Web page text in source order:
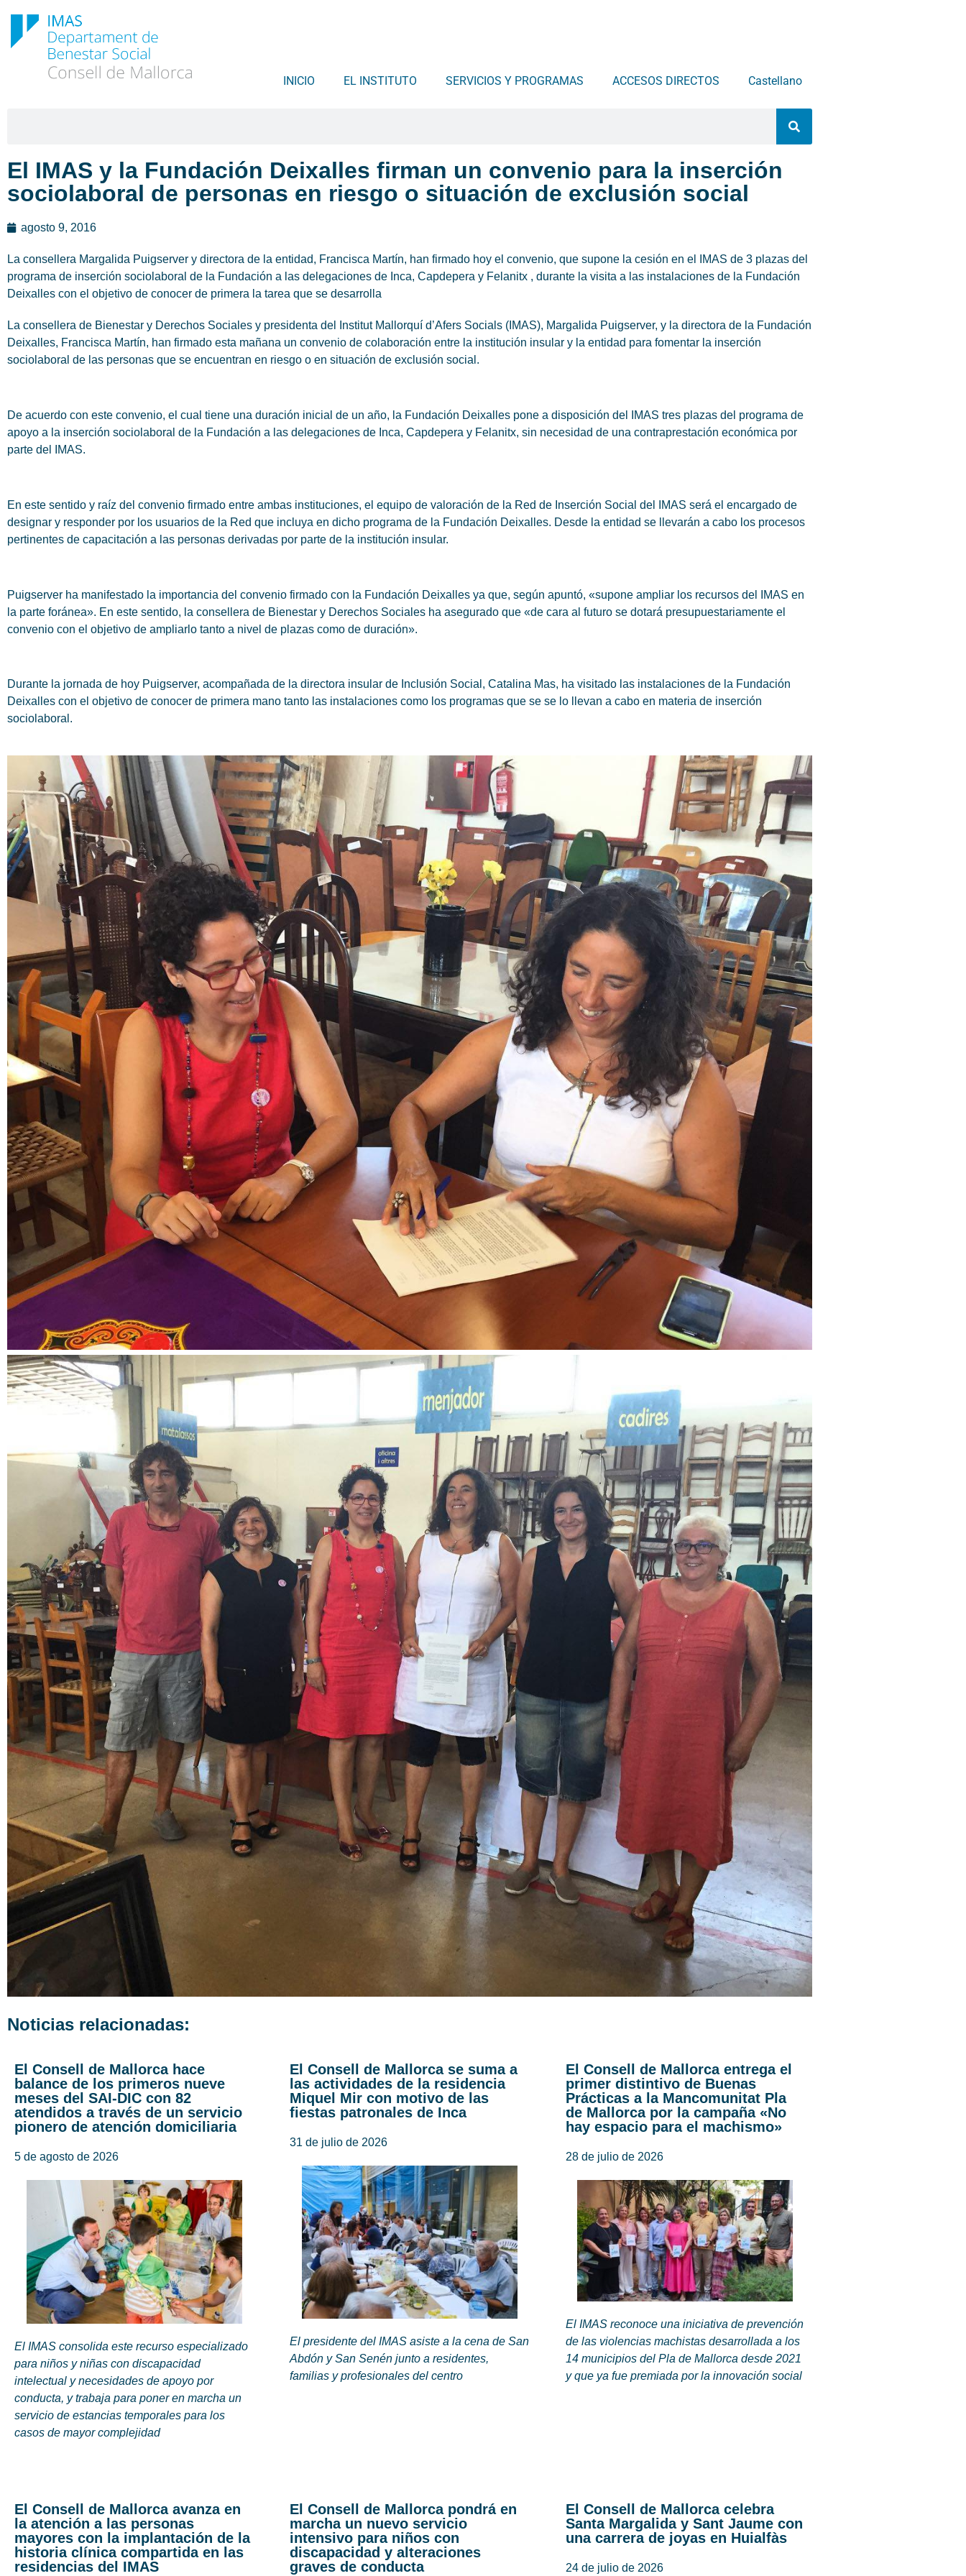
INICIO EL INSTITUTO SERVICIOS Y PROGRAMAS ACCESOS DIRECTOS Castellano
El IMAS y la Fundación Deixalles firman un convenio para la inserción
sociolaboral de personas en riesgo o situación de exclusión social
agosto 9, 2016
La consellera Margalida Puigserver y directora de la entidad, Francisca Martín, han firmado hoy el convenio, que supone la cesión en el IMAS de 3 plazas del
programa de inserción sociolaboral de la Fundación a las delegaciones de Inca, Capdepera y Felanitx , durante la visita a las instalaciones de la Fundación
Deixalles con el objetivo de conocer de primera la tarea que se desarrolla
La consellera de Bienestar y Derechos Sociales y presidenta del Institut Mallorquí d’Afers Socials (IMAS), Margalida Puigserver, y la directora de la Fundación
Deixalles, Francisca Martín, han firmado esta mañana un convenio de colaboración entre la institución insular y la entidad para fomentar la inserción
sociolaboral de las personas que se encuentran en riesgo o en situación de exclusión social.
De acuerdo con este convenio, el cual tiene una duración inicial de un año, la Fundación Deixalles pone a disposición del IMAS tres plazas del programa de
apoyo a la inserción sociolaboral de la Fundación a las delegaciones de Inca, Capdepera y Felanitx, sin necesidad de una contraprestación económica por
parte del IMAS.
En este sentido y raíz del convenio firmado entre ambas instituciones, el equipo de valoración de la Red de Inserción Social del IMAS será el encargado de
designar y responder por los usuarios de la Red que incluya en dicho programa de la Fundación Deixalles. Desde la entidad se llevarán a cabo los procesos
pertinentes de capacitación a las personas derivadas por parte de la institución insular.
Puigserver ha manifestado la importancia del convenio firmado con la Fundación Deixalles ya que, según apuntó, «supone ampliar los recursos del IMAS en
la parte foránea». En este sentido, la consellera de Bienestar y Derechos Sociales ha asegurado que «de cara al futuro se dotará presupuestariamente el
convenio con el objetivo de ampliarlo tanto a nivel de plazas como de duración».
Durante la jornada de hoy Puigserver, acompañada de la directora insular de Inclusión Social, Catalina Mas, ha visitado las instalaciones de la Fundación
Deixalles con el objetivo de conocer de primera mano tanto las instalaciones como los programas que se se lo llevan a cabo en materia de inserción
sociolaboral.
Noticias relacionadas:
El Consell de Mallorca hace
balance de los primeros nueve
meses del SAI-DIC con 82
atendidos a través de un servicio
pionero de atención domiciliaria
5 de agosto de 2026
El IMAS consolida este recurso especializado
para niños y niñas con discapacidad
intelectual y necesidades de apoyo por
conducta, y trabaja para poner en marcha un
servicio de estancias temporales para los
casos de mayor complejidad
El Consell de Mallorca se suma a
las actividades de la residencia
Miquel Mir con motivo de las
fiestas patronales de Inca
31 de julio de 2026
El presidente del IMAS asiste a la cena de San
Abdón y San Senén junto a residentes,
familias y profesionales del centro
El Consell de Mallorca entrega el
primer distintivo de Buenas
Prácticas a la Mancomunitat Pla
de Mallorca por la campaña «No
hay espacio para el machismo»
28 de julio de 2026
El IMAS reconoce una iniciativa de prevención
de las violencias machistas desarrollada a los
14 municipios del Pla de Mallorca desde 2021
y que ya fue premiada por la innovación social
El Consell de Mallorca avanza en
la atención a las personas
mayores con la implantación de la
historia clínica compartida en las
residencias del IMAS
El Consell de Mallorca pondrá en
marcha un nuevo servicio
intensivo para niños con
discapacidad y alteraciones
graves de conducta
El Consell de Mallorca celebra
Santa Margalida y Sant Jaume con
una carrera de joyas en Huialfàs
24 de julio de 2026